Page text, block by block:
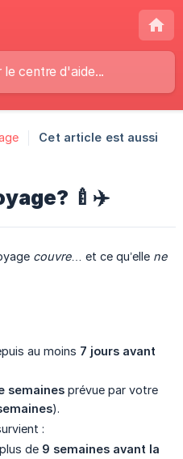
Cet article est aussi
🍼✈️
couvre… et ce qu’elle ne
au moins 7 jours avant
semaines prévue par votre
).
:
de 9 semaines avant la